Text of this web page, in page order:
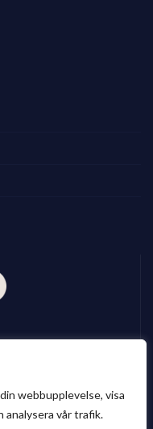
webbupplevelse, visa
analysera vår trafik.
till privatperson och företag.